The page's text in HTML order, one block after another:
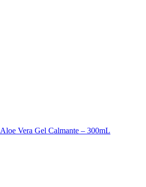
Aloe Vera Gel Calmante – 300mL